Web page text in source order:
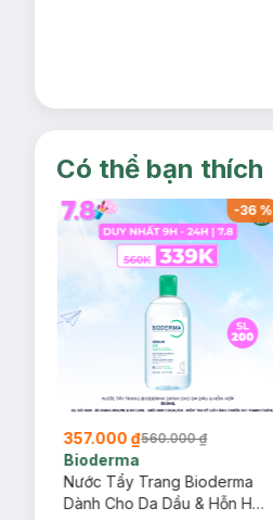
Có thể bạn thích
-36%
357.000 ₫560.000 ₫
Bioderma
Nước Tẩy Trang Bioderma
Dành Cho Da Dầu & Hỗn Hợp